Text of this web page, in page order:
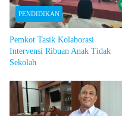
PENDIDIKAN
Pemkot Tasik Kolaborasi
Intervensi Ribuan Anak Tidak
Sekolah